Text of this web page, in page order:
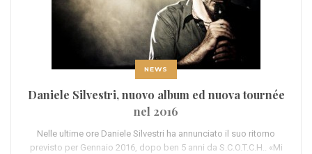
NEWS
Daniele Silvestri, nuovo album ed nuova tournée
nel 2016
Nelle ultime ore Daniele Silvestri ha annunciato il suo ritorno
previsto per Gennaio 2016, dopo ben 5 anni da S.C.O.T.C.H.. «Mi